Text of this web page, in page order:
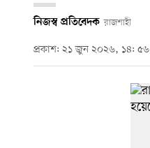
নিজস্ব প্রতিবেদক রাজশাহী
প্রকাশ: ২১ জুন ২০২৬, ১৪: ৫৬